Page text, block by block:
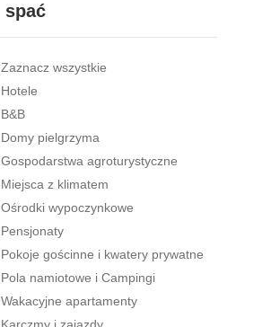
spać
Zaznacz wszystkie
Hotele
B&B
Domy pielgrzyma
Gospodarstwa agroturystyczne
Miejsca z klimatem
Ośrodki wypoczynkowe
Pensjonaty
Pokoje gościnne i kwatery prywatne
Pola namiotowe i Campingi
Wakacyjne apartamenty